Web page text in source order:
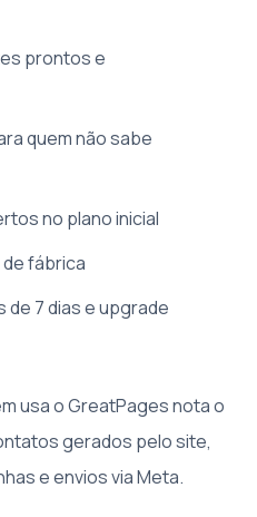
prontos e
quem não sabe
no plano inicial
fábrica
7 dias e upgrade
usa o GreatPages nota o
gerados pelo site,
e envios via Meta.